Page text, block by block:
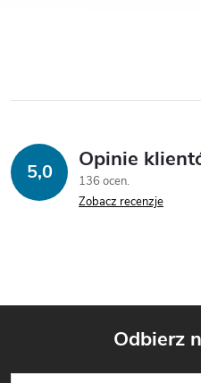
5,0 Opinie
136 ocen
Zobacz recenzje
Odbierz